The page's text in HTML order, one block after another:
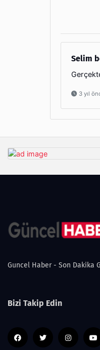
Selim
3 yıl
Guncel Haber - Son Dakika
Bizi Takip Edin